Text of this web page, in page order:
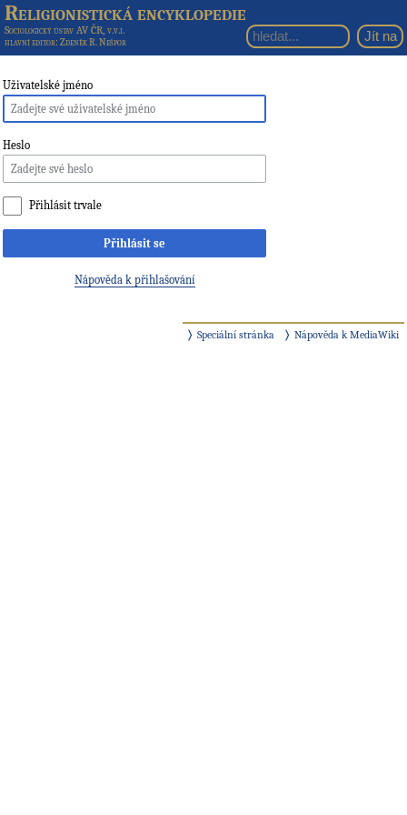
Religionistická encyklopedie
Sociologický ústav AV ČR, v.v.i.
hlavní editor: Zdeněk R. Nešpor
Uživatelské jméno
Heslo
Přihlásit trvale
Přihlásit se
Nápověda k přihlašování
Speciální stránka Nápověda k MediaWiki